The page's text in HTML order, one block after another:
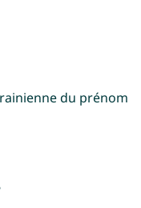
du prénom